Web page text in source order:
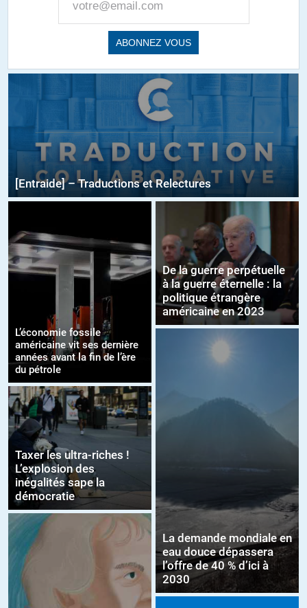
[Entraide] – Traductions et Relectures
L’économie fossile
américaine vit ses dernière
années avant la fin de l’ère
du pétrole
Taxer les ultra-riches !
L’explosion des
inégalités sape la
démocratie
De la guerre perpétuelle
à la guerre éternelle : la
politique étrangère
américaine en 2023
La demande mondiale en
eau douce dépassera
l’offre de 40 % d’ici à
2030